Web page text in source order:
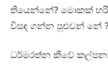
තියෙන්නේ? මොකක් හරි
විසඳ ගන්න පුළුවන් නේ ?
ධර්මරත්න කීවේ